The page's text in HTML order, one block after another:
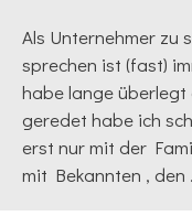
Als Unternehmer zu
sprechen ist (fast)
habe lange
geredet habe ich
erst nur mit der
mit Bekannten , den